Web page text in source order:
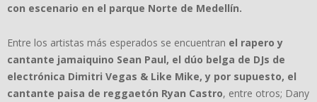
con escenario en el parque Norte de Medellín.
Entre los artistas más esperados se encuentran el rapero y
cantante jamaiquino Sean Paul, el dúo belga de DJs de
electrónica Dimitri Vegas & Like Mike, y por supuesto, el
cantante paisa de reggaetón Ryan Castro, entre otros; Dany